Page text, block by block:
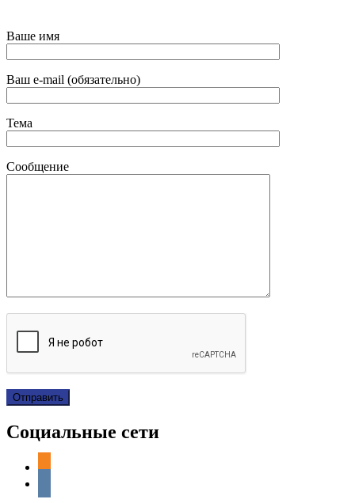
Ваше имя
Ваш e-mail (обязательно)
Тема
Сообщение
Социальные сети